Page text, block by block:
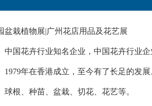
盆栽植物展|广州花店用品及花艺展
中国花卉行业知名企业，中国花卉行业企
1979年在香港成立，至今有了长足的发
球根、种苗、盆栽、切花、花艺等。